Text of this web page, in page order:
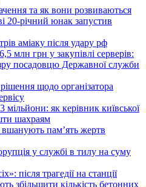
та як вони розвиваються
20-річний юнак запустив
аміаку після удару рф
млн грн у закупівлі серверів:
посадовцю Державної служби
щодо організатора
як керівник київської
шахраям
вшанують пам’ять жертв
у службі в тилу на суму
після трагедії на станції
збільшити кількість бетонних